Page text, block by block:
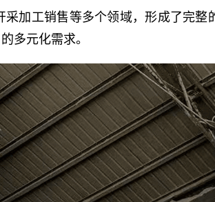
加工销售等多个领域，形成了完整
多元化需求。